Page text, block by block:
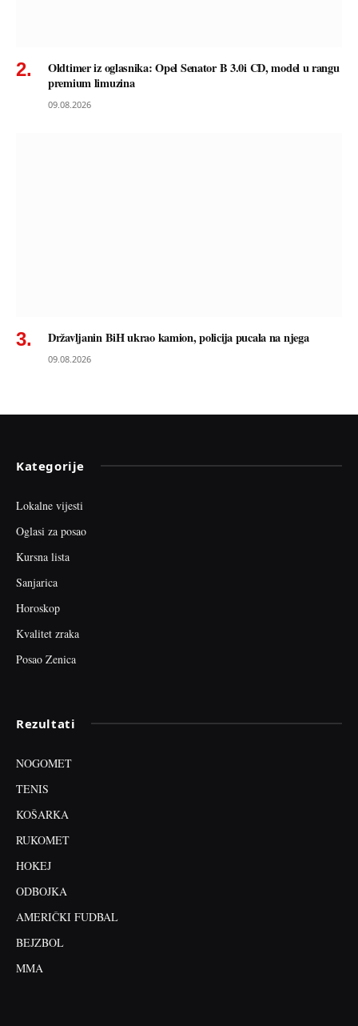
Oldtimer iz oglasnika: Opel Senator B 3.0i CD, model u rangu
premium limuzina
09.08.2026
Državljanin BiH ukrao kamion, policija pucala na njega
09.08.2026
Kategorije
Lokalne vijesti
Oglasi za posao
Kursna lista
Sanjarica
Horoskop
Kvalitet zraka
Posao Zenica
Rezultati
NOGOMET
TENIS
KOŠARKA
RUKOMET
HOKEJ
ODBOJKA
AMERIČKI FUDBAL
BEJZBOL
MMA